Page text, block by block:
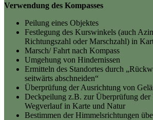
Verwendung des Kompasses
Peilung eines Objektes
Festlegung des Kurswinkels (auch
Richtungszahl oder Marschzahl) in
Marsch/ Fahrt nach Kompass
Umgehung von Hindernissen
Ermitteln des Standortes durch
seitwärts abschneiden“
Überprüfung der Ausrichtung von
Deckpeilung z.B. zur Überprüfung der
Wegverlauf in Karte und Natur
Bestimmen der Himmelsrichtungen